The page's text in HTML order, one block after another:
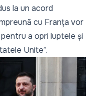
la un acord
cu Franța vor
a opri luptele și
Unite”.